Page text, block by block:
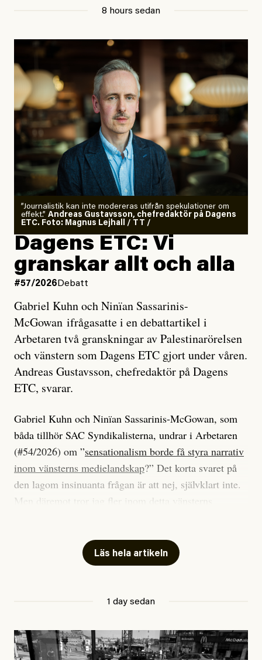
8 hours sedan
”Journalistik kan inte modereras utifrån spekulationer om
effekt.” Andreas Gustavsson, chefredaktör på Dagens
ETC. Foto: Magnus Lejhall / TT /
Dagens ETC: Vi
granskar allt och alla
#57/2026 Debatt
Gabriel Kuhn och Ninïan Sassarinis-
McGowan ifrågasatte i en debattartikel i
Arbetaren två granskningar av Palestinarörelsen
och vänstern som Dagens ETC gjort under våren.
Andreas Gustavsson, chefredaktör på Dagens
ETC, svarar.
Gabriel Kuhn och Ninïan Sassarinis-McGowan, som
båda tillhör SAC Syndikalisterna, undrar i Arbetaren
(#54/2026) om ”sensationalism borde få styra narrativ
inom vänsterns medielandskap?” Det korta svaret på
den lagom insinuanta frågan är att nej, självklart inte.
Men däremot tror jag fler inom detta vänsterns
journalistik som vänder sig till många snarare än att
jaga inbördes beundran. Det har i alla fall fungerat för
McGowan riktar sin kritik mot.
Läs hela artikeln
1 day sedan